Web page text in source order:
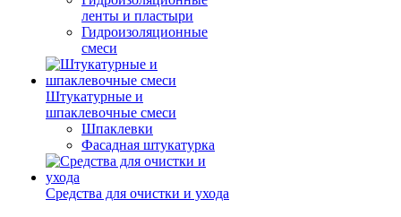
ленты и пластыри
Гидроизоляционные
смеси
Штукатурные и
шпаклевочные смеси
Шпаклевки
Фасадная штукатурка
Средства для очистки и ухода